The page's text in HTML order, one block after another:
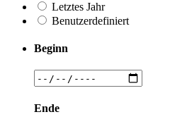
Letztes Jahr
Benutzerdefiniert
Beginn
Ende